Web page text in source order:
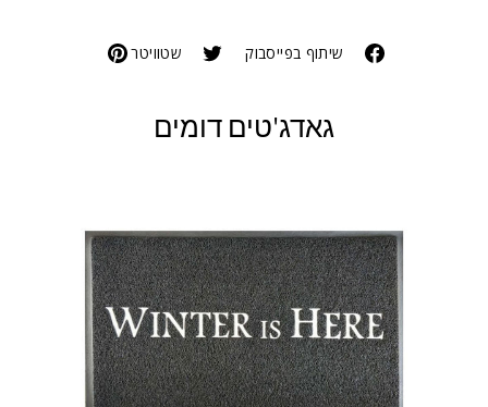
שיתוף בפייסבוק שטוויטר
גאדג'טים דומים